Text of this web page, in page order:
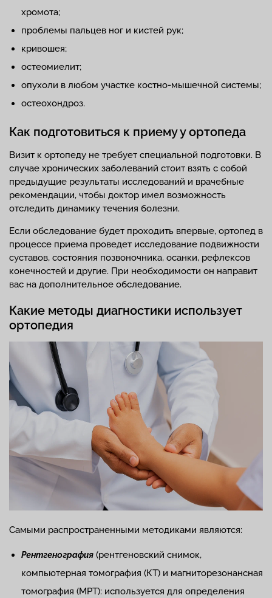
хромота;
проблемы пальцев ног и кистей рук;
кривошея;
остеомиелит;
опухоли в любом участке костно-мышечной системы;
остеохондроз.
Как подготовиться к приему у ортопеда
Визит к ортопеду не требует специальной подготовки. В
случае хронических заболеваний стоит взять с собой
предыдущие результаты исследований и врачебные
рекомендации, чтобы доктор имел возможность
отследить динамику течения болезни.
Если обследование будет проходить впервые, ортопед в
процессе приема проведет исследование подвижности
суставов, состояния позвоночника, осанки, рефлексов
конечностей и другие. При необходимости он направит
вас на дополнительное обследование.
Какие методы диагностики использует
ортопедия
Самыми распространенными методиками являются:
Рентгенография (рентгеновский снимок,
компьютерная томография (КТ) и магниторезонансная
томография (МРТ): используется для определения